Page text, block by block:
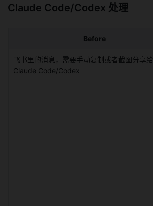
Claude Code/Codex 处理
Before
飞书里的消息，需要手动复制或者截图分享给
Claude Code/Codex